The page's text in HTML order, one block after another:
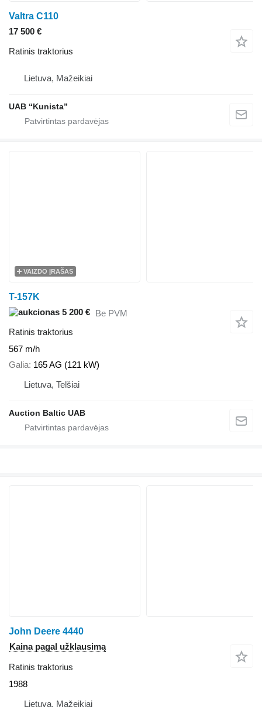
Valtra C110
17 500 €
Ratinis traktorius
Lietuva, Mažeikiai
UAB “Kunista”
VAIZDO ĮRAŠAS
T-157K
5 200 € Be PVM
Ratinis traktorius
567 m/h
Galia 165 AG (121 kW)
Lietuva, Telšiai
Auction Baltic UAB
John Deere 4440
Kaina pagal užklausimą
Ratinis traktorius
1988
Lietuva, Mažeikiai